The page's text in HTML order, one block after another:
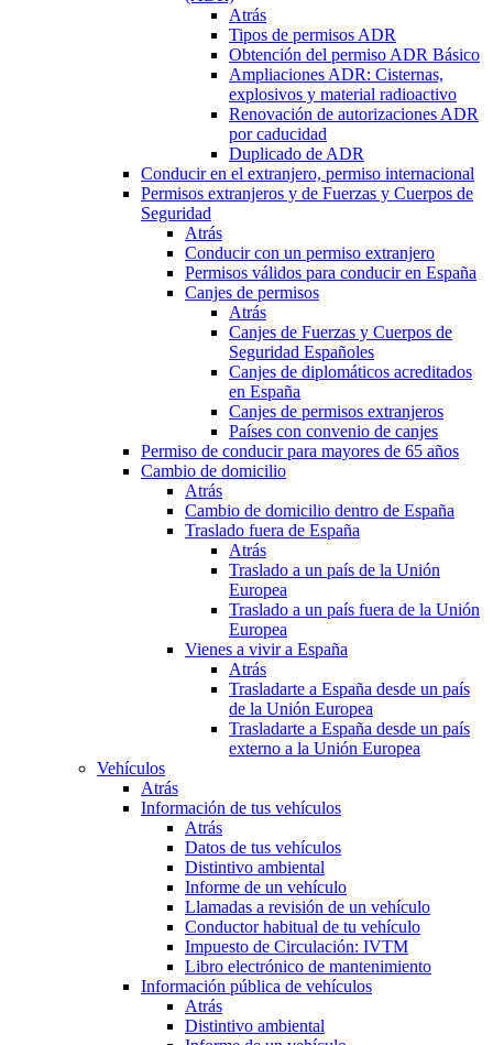
Atrás
Tipos de permisos ADR
Obtención del permiso ADR Básico
Ampliaciones ADR: Cisternas,
explosivos y material radioactivo
Renovación de autorizaciones ADR
por caducidad
Duplicado de ADR
Conducir en el extranjero, permiso internacional
Permisos extranjeros y de Fuerzas y Cuerpos de
Seguridad
Atrás
Conducir con un permiso extranjero
Permisos válidos para conducir en España
Canjes de permisos
Atrás
Canjes de Fuerzas y Cuerpos de
Seguridad Españoles
Canjes de diplomáticos acreditados
en España
Canjes de permisos extranjeros
Países con convenio de canjes
Permiso de conducir para mayores de 65 años
Cambio de domicilio
Atrás
Cambio de domicilio dentro de España
Traslado fuera de España
Atrás
Traslado a un país de la Unión
Europea
Traslado a un país fuera de la Unión
Europea
Vienes a vivir a España
Atrás
Trasladarte a España desde un país
de la Unión Europea
Trasladarte a España desde un país
externo a la Unión Europea
Vehículos
Atrás
Información de tus vehículos
Atrás
Datos de tus vehículos
Distintivo ambiental
Informe de un vehículo
Llamadas a revisión de un vehículo
Conductor habitual de tu vehículo
Impuesto de Circulación: IVTM
Libro electrónico de mantenimiento
Información pública de vehículos
Atrás
Distintivo ambiental